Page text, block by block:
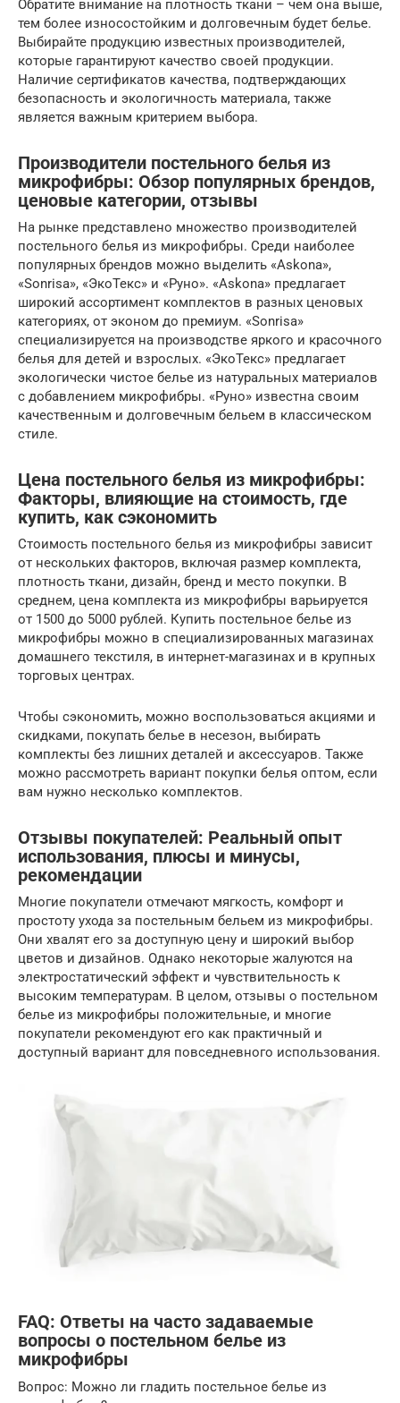
Обратите внимание на плотность ткани – чем она выше,
тем более износостойким и долговечным будет белье.
Выбирайте продукцию известных производителей,
которые гарантируют качество своей продукции.
Наличие сертификатов качества, подтверждающих
безопасность и экологичность материала, также
является важным критерием выбора.
Производители постельного белья из
микрофибры: Обзор популярных брендов,
ценовые категории, отзывы
На рынке представлено множество производителей
постельного белья из микрофибры. Среди наиболее
популярных брендов можно выделить «Askona»,
«Sonrisa», «ЭкоТекс» и «Руно». «Askona» предлагает
широкий ассортимент комплектов в разных ценовых
категориях, от эконом до премиум. «Sonrisa»
специализируется на производстве яркого и красочного
белья для детей и взрослых. «ЭкоТекс» предлагает
экологически чистое белье из натуральных материалов
с добавлением микрофибры. «Руно» известна своим
качественным и долговечным бельем в классическом
стиле.
Цена постельного белья из микрофибры:
Факторы, влияющие на стоимость, где
купить, как сэкономить
Стоимость постельного белья из микрофибры зависит
от нескольких факторов, включая размер комплекта,
плотность ткани, дизайн, бренд и место покупки. В
среднем, цена комплекта из микрофибры варьируется
от 1500 до 5000 рублей. Купить постельное белье из
микрофибры можно в специализированных магазинах
домашнего текстиля, в интернет-магазинах и в крупных
торговых центрах.
Чтобы сэкономить, можно воспользоваться акциями и
скидками, покупать белье в несезон, выбирать
комплекты без лишних деталей и аксессуаров. Также
можно рассмотреть вариант покупки белья оптом, если
вам нужно несколько комплектов.
Отзывы покупателей: Реальный опыт
использования, плюсы и минусы,
рекомендации
Многие покупатели отмечают мягкость, комфорт и
простоту ухода за постельным бельем из микрофибры.
Они хвалят его за доступную цену и широкий выбор
цветов и дизайнов. Однако некоторые жалуются на
электростатический эффект и чувствительность к
высоким температурам. В целом, отзывы о постельном
белье из микрофибры положительные, и многие
покупатели рекомендуют его как практичный и
доступный вариант для повседневного использования.
FAQ: Ответы на часто задаваемые
вопросы о постельном белье из
микрофибры
Вопрос: Можно ли гладить постельное белье из